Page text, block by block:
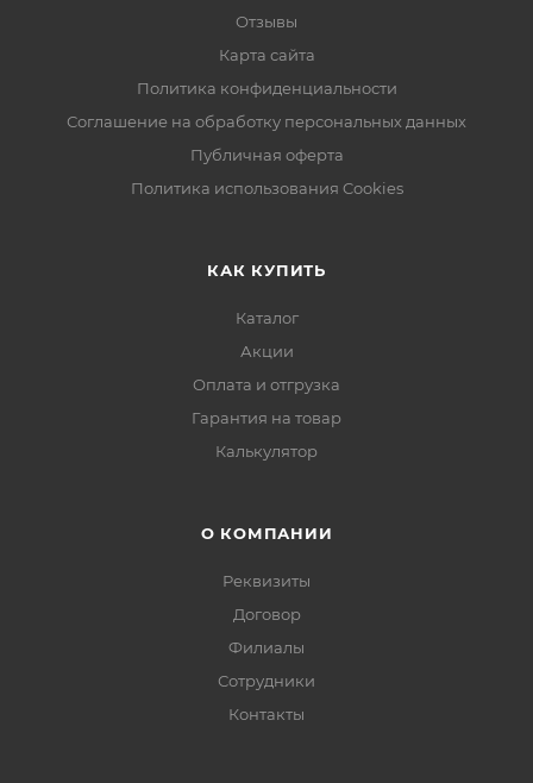
Отзывы
Карта сайта
Политика конфиденциальности
Соглашение на обработку персональных данных
Публичная оферта
Политика использования Cookies
КАК КУПИТЬ
Каталог
Акции
Оплата и отгрузка
Гарантия на товар
Калькулятор
О КОМПАНИИ
Реквизиты
Договор
Филиалы
Сотрудники
Контакты